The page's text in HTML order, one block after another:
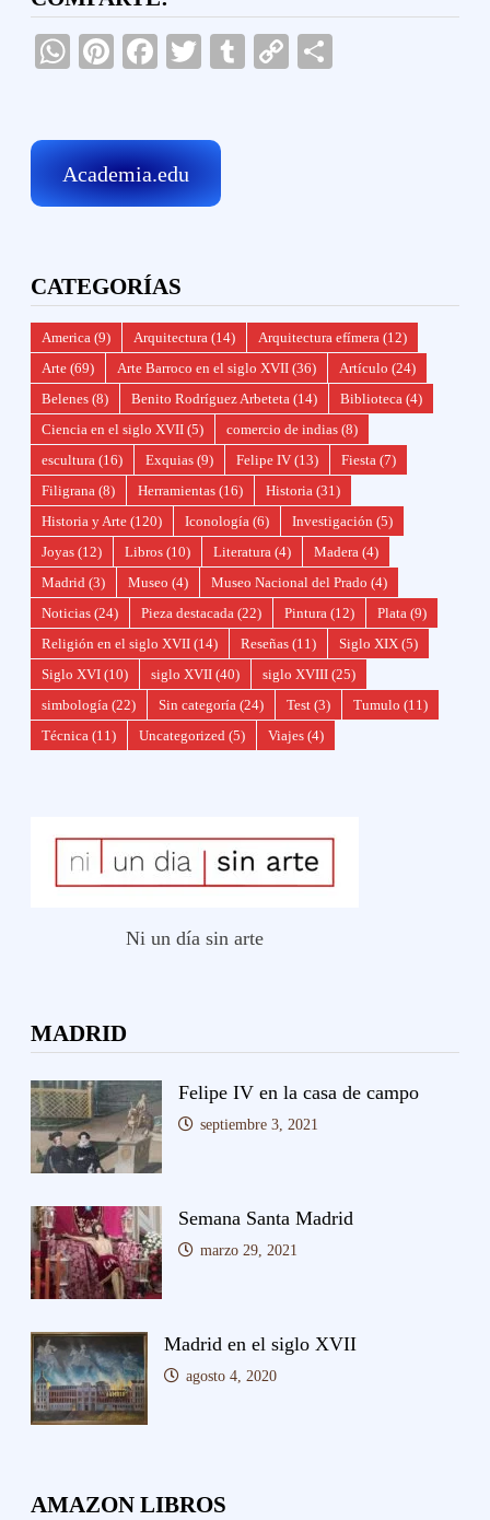
WhatsApp
Pinterest
Facebook
TwitterTumblr
Copy
Academia.edu
CATEGORÍAS
America (9) Arquitectura (14) Arquitectura efímera (12)
Arte (69) Arte Barroco en el siglo XVII (36) Artículo (24)
Belenes (8) Benito Rodríguez Arbeteta (14) Biblioteca (4)
Ciencia en el siglo XVII (5) comercio de indias (8)
escultura (16) Exquias (9) Felipe IV (13) Fiesta (7)
Filigrana (8) Herramientas (16) Historia (31)
Historia y Arte (120) Iconología (6) Investigación (5)
Joyas (12) Libros (10) Literatura (4) Madera (4)
Madrid (3) Museo (4) Museo Nacional del Prado (4)
Noticias (24) Pieza destacada (22) Pintura (12) Plata (9)
Religión en el siglo XVII (14) Reseñas (11) Siglo XIX (5)
Siglo XVI (10) siglo XVII (40) siglo XVIII (25)
simbología (22) Sin categoría (24) Test (3) Tumulo (11)
Técnica (11) Uncategorized (5) Viajes (4)
Ni un día sin arte
MADRID
Felipe IV en la casa de campo
septiembre 3, 2021
Semana Santa Madrid
marzo 29, 2021
Madrid en el siglo XVII
agosto 4, 2020
AMAZON LIBROS